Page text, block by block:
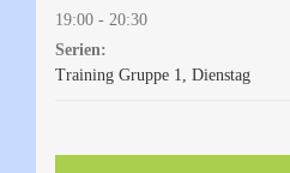
19:00 - 20:30
Serien:
Training Gruppe 1, Dienstag